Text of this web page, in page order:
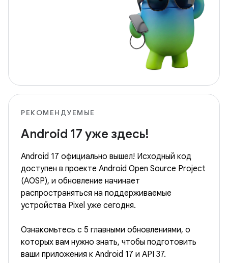
РЕКОМЕНДУЕМЫЕ
Android 17 уже здесь!
Android 17 официально вышел! Исходный код
доступен в проекте Android Open Source Project
(AOSP), и обновление начинает
распространяться на поддерживаемые
устройства Pixel уже сегодня.
Ознакомьтесь с 5 главными обновлениями, о
которых вам нужно знать, чтобы подготовить
ваши приложения к Android 17 и API 37.